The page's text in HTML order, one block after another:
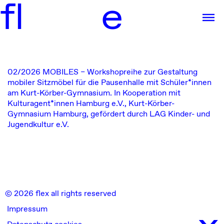
fl e
02/2026 MOBILES – Workshopreihe zur Gestaltung
mobiler Sitzmöbel für die Pausenhalle mit Schüler*innen
am Kurt-Körber-Gymnasium. In Kooperation mit
Kulturagent*innen Hamburg e.V., Kurt-Körber-
Gymnasium Hamburg, gefördert durch LAG Kinder- und
Jugendkultur e.V.
© 2026 flex all rights reserved
Impressum